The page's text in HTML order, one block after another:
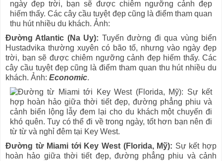
Đường Atlantic (Na Uy): Tuyến đường đi qua vùng biển
Hustadvika thường xuyên có bão tố, nhưng vào ngày đẹp
trời, bạn sẽ được chiêm ngưỡng cảnh đẹp hiếm thấy. Các
cây cầu tuyệt đẹp cũng là điểm tham quan thu hút nhiều du
khách. Ảnh: Economic.
Đường từ Miami tới Key West (Florida, Mỹ): Sự kết hợp
hoàn hảo giữa thời tiết đẹp, đường phẳng phiu và cảnh